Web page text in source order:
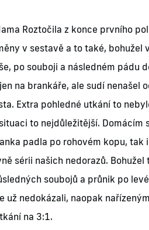
Roztočila z konce prvního
v sestavě a to také, bohužel
po souboji a následném pádu
na brankáře, ale sudí nenašel
Extra pohledné utkání to
to nejdůležitější. Domácím
padla po rohovém kopu, tak
sérii našich nedorazů.
soubojů a průnik po
už nedokázali, naopak
na 3:1.